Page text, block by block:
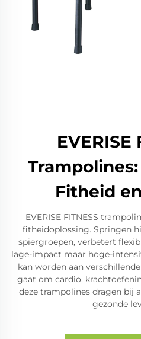
EVERISE
Fitheid
EVERISE FITNESS
fitheidoplossing. Springen
spiergroepen, verbetert
lage-impact maar hoge-
kan worden aan
gaat om cardio,
deze trampolines dragen bij
gezonde